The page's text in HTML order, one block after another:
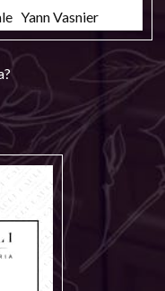
Yann Vasnier